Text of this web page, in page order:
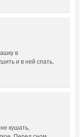
в
и в ней спать,
кушать,